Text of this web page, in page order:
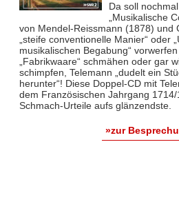
Da soll
„Musikalische
von Mendel-Reissmann (1878) und
„steife conventionelle Manier“ oder
musikalischen Begabung“
„Fabrikwaare“ schmähen oder gar
schimpfen, Telemann „dudelt ein
herunter“! Diese Doppel-CD mit
dem Französischen Jahrgang
Schmach-Urteile aufs glänzendste.
»zur